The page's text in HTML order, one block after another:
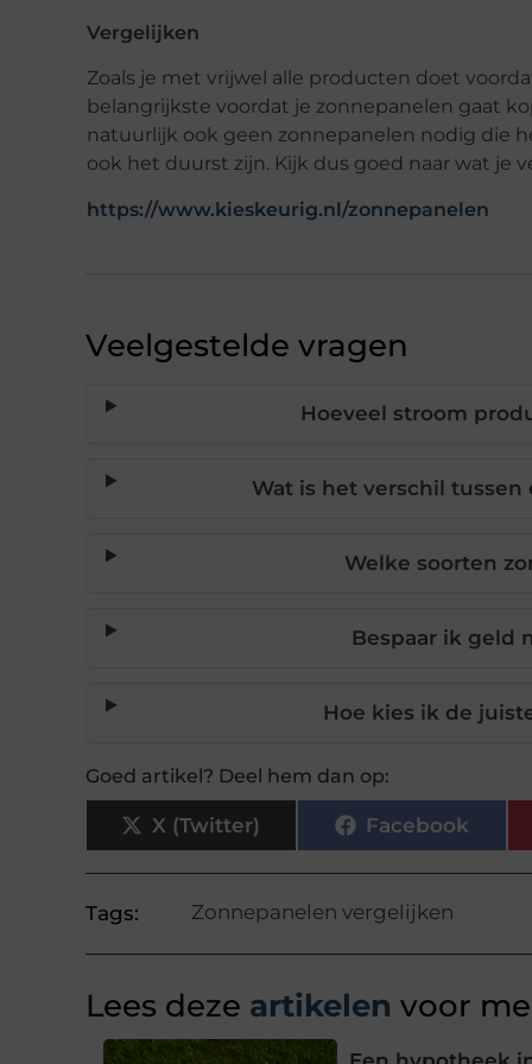
Vergelijken
Zoals je met vrijwel alle producten doet
belangrijkste voordat je zonnepanelen gaat
natuurlijk ook geen zonnepanelen nodig die
ook het duurst zijn. Kijk dus goed naar wat je
https://www.kieskeurig.nl/zonnepanelen
Veelgestelde vragen
Hoeveel stroom
Wat is het verschil
Welke soorten
Bespaar ik geld
Hoe kies ik de
Goed artikel? Deel hem dan op:
X (Twitter) Facebook
Tags: Zonnepanelen vergelijken
Lees deze artikelen voor